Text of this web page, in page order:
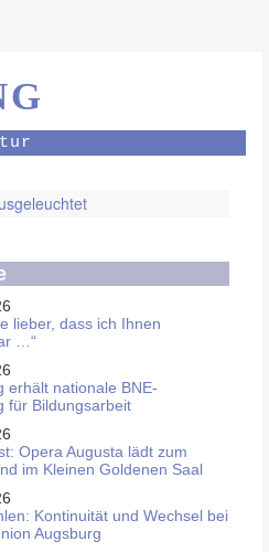
lieber, dass ich Ihnen
…“
erhält nationale BNE-
für Bildungsarbeit
Opera Augusta lädt zum
im Kleinen Goldenen Saal
Kontinuität und Wechsel bei
Augsburg